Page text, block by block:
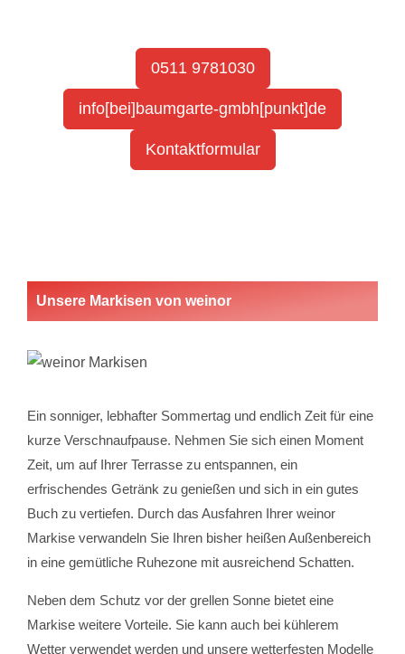
0511 9781030
info[bei]baumgarte-gmbh[punkt]de
Kontaktformular
Unsere Markisen von weinor
Ein sonniger, lebhafter Sommertag und endlich Zeit für eine
kurze Verschnaufpause. Nehmen Sie sich einen Moment
Zeit, um auf Ihrer Terrasse zu entspannen, ein
erfrischendes Getränk zu genießen und sich in ein gutes
Buch zu vertiefen. Durch das Ausfahren Ihrer weinor
Markise verwandeln Sie Ihren bisher heißen Außenbereich
in eine gemütliche Ruhezone mit ausreichend Schatten.
Neben dem Schutz vor der grellen Sonne bietet eine
Markise weitere Vorteile. Sie kann auch bei kühlerem
Wetter verwendet werden und unsere wetterfesten Modelle